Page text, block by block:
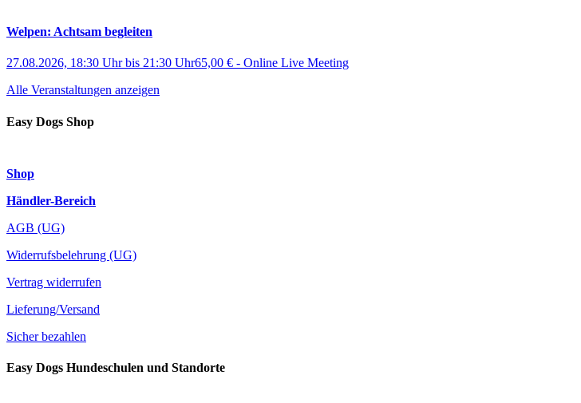
Welpen: Achtsam begleiten
27.08.2026, 18:30 Uhrbis 21:30 Uhr65,00 € - Online Live Meeting
Alle Veranstaltungen anzeigen
Easy Dogs Shop
Shop
Händler-Bereich
AGB (UG)
Widerrufsbelehrung (UG)
Vertrag widerrufen
Lieferung/Versand
Sicher bezahlen
Easy Dogs Hundeschulen und Standorte